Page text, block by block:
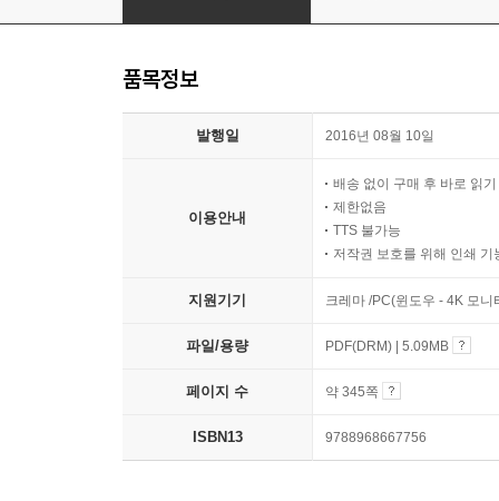
품목정보
발행일 2016년 08월 10일
이용안내
배송 없이 구매 후 바로 읽기
제한없음
TTS 불가능
저작권 보호를 위해 인쇄 기
지원기기 크레마 /PC(윈도우 - 4K 모
파일/용량 PDF(DRM) | 5.09MB
페이지 수 약 345쪽
ISBN13 9788968667756